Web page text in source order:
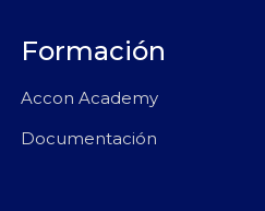
Formación
Accon Academy
Documentación